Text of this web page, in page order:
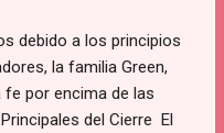
debido a los principios
la familia Green,
por encima de las
del Cierre El